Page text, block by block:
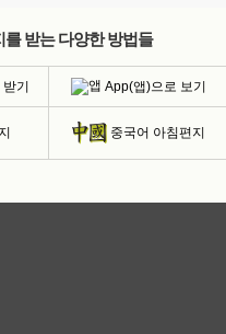
를 받는 다양한 방법들
받기 App(앱)으로 보기
중국어 아침편지